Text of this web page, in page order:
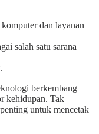
dan layanan
salah satu sarana
berkembang
kehidupan. Tak
untuk mencetak